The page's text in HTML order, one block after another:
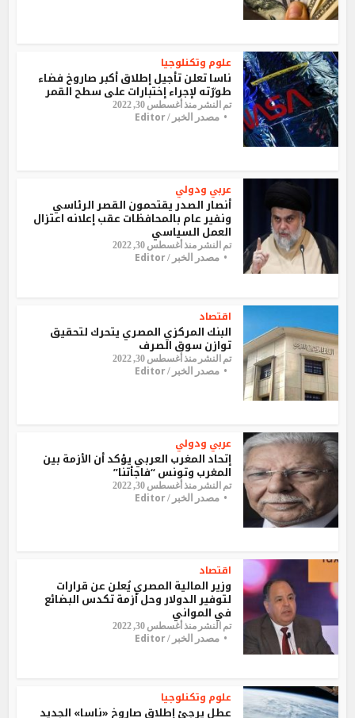
علوم وتكنلوجيا
ناسا تعلن تأجيل إطلاق أكبر صاروخ فضاء
طورّته لإجراء إختبارات على سطح القمر
تم النشر منذ أغسطس 30, 2022
مصدر الخبر /Editor
عربي ودولي
أنصار الصدر يقتحمون القصر الرئاسي
ونفير عام بالمحافظات عقب إعلانه اعتزال
العمل السياسي
تم النشر منذ أغسطس 30, 2022
مصدر الخبر /Editor
اقتصاد
البنك المركزي المصري يتحرك لتحقيق
توازن سوق الصرف
تم النشر منذ أغسطس 30, 2022
مصدر الخبر /Editor
عربي ودولي
إتحاد المغرب العربي يؤكد أن الأزمة بين
المغرب وتونس “فاجأتنا”
تم النشر منذ أغسطس 30, 2022
مصدر الخبر /Editor
اقتصاد
وزير المالية المصري يُعلن عن قرارات
لتوفير الدولار وحل أزمة تكدس البضائع
في المواني
تم النشر منذ أغسطس 30, 2022
مصدر الخبر /Editor
علوم وتكنلوجيا
عطل يرجئ إطلاق صاروخ «ناسا» الجديد